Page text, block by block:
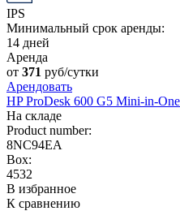
IPS
Минимальный срок аренды:
14 дней
Аренда
от 371 руб/сутки
Арендовать
HP ProDesk 600 G5 Mini-in-
На складе
Product number:
8NC94EA
Box:
4532
В избранное
К сравнению